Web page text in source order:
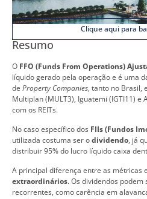
Clique aqui para
Resumo
O FFO (Funds From Operations)
líquido gerado pela operação e é uma
de Property Companies, tanto no Brasil,
Multiplan (MULT3), Iguatemi (IGTI11) e
com os REITs.
No caso específico dos FIIs (Fundos
utilizada costuma ser odividendo, já
distribuir 95% do lucro líquido caixa
A principal diferença entre as métricas
extraordinários. Os dividendos
recorrentes, como carência em